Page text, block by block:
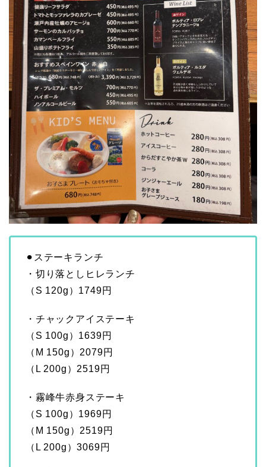
⚫︎ステーキランチ
・切り落としヒレランチ
（S 120g）1749円
・チャックアイステーキ
（S 100g）1639円
（M 150g）2079円
（L 200g）2519円
・霧峰牛赤身ステーキ
（S 100g）1969円
（M 150g）2519円
（L 200g）3069円